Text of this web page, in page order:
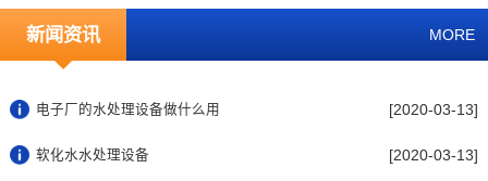
新闻资讯 MORE
电子厂的水处理设备做什么用 [2020-03-13]
软化水水处理设备 [2020-03-13]